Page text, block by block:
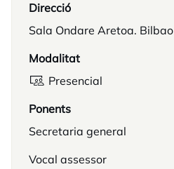
Direcció
Sala Ondare Aretoa. Bilbao
Modalitat
Presencial
Ponents
Secretaria general
Vocal assessor